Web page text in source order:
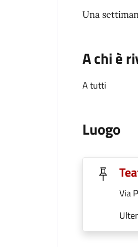
Una
A chi è
A tutti
Luogo
Via